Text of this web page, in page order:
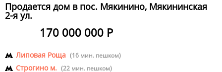
Продается дом в пос. Мякинино, Мякининская
2-я ул.
170 000 000 Р
Липовая Роща (16 мин. пешком)
Строгино м. (22 мин. пешком)